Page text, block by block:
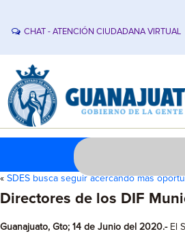
CHAT - ATENCIÓN CIUDADANA VIRTUAL
« SDES busca seguir acercando más
Directores de los DIF
Guanajuato, Gto; 14 de Junio del 2020.- El